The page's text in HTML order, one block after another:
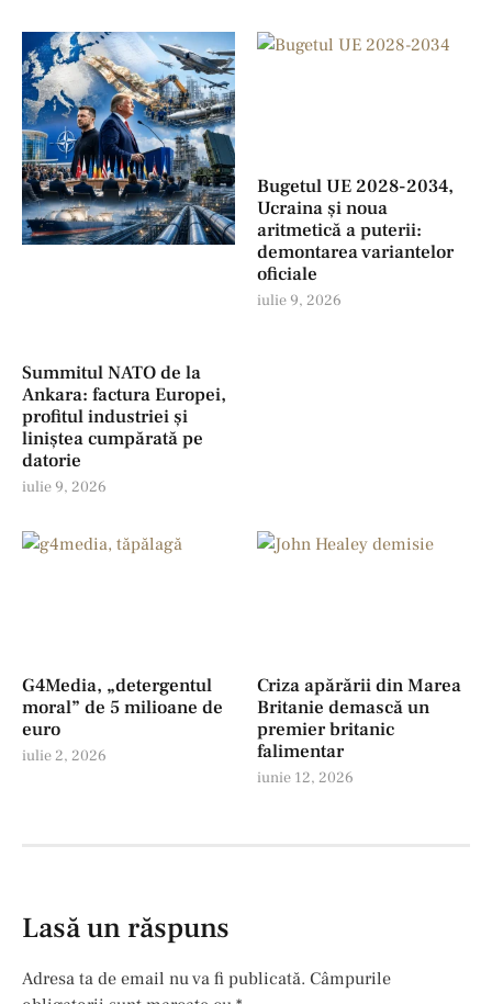
Summitul NATO de la
Ankara: factura Europei,
profitul industriei şi
liniștea cumpărată pe
datorie
iulie 9, 2026
Bugetul UE 2028-2034,
Ucraina și noua
aritmetică a puterii:
demontarea variantelor
oficiale
iulie 9, 2026
G4Media, „detergentul
moral” de 5 milioane de
euro
iulie 2, 2026
Criza apărării din Marea
Britanie demască un
premier britanic
falimentar
iunie 12, 2026
Lasă un răspuns
Adresa ta de email nu va fi publicată. Câmpurile